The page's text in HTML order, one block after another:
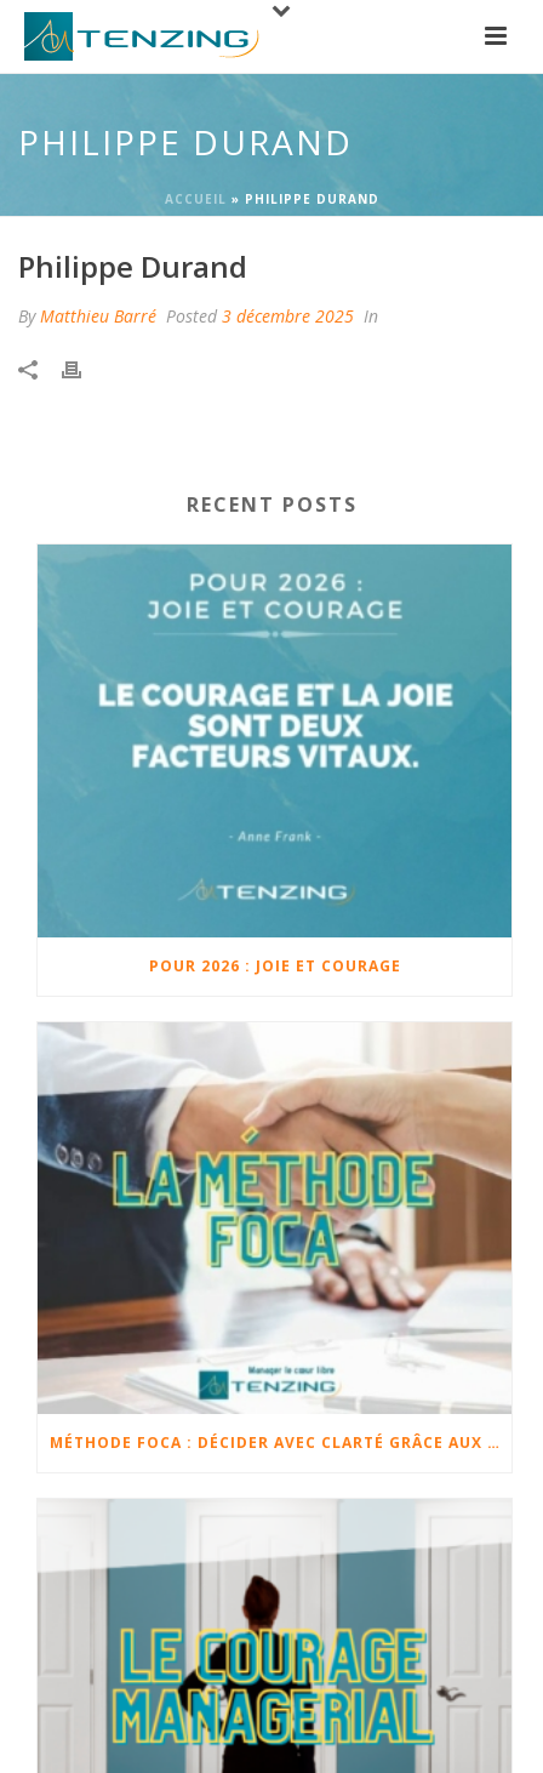
PHILIPPE DURAND
ACCUEIL » PHILIPPE DURAND
Philippe Durand
ByMatthieu Barré Posted 3 décembre 2025 In
RECENT POSTS
POUR 2026 : JOIE ET COURAGE
MÉTHODE FOCA : DÉCIDER AVEC CLARTÉ GRÂCE AUX FAITS, OPINIONS, CHANGEMENTS ET ACTIONS